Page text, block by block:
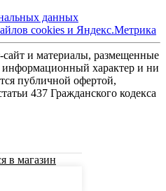
данных
cookies и Яндекс.Метрика
и материалы, размещенные
характер и ни
публичной офертой,
437 Гражданского кодекса
в магазин